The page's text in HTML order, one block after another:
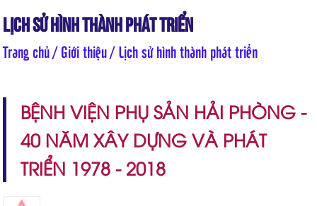
Lịch sử hình thành phát triển
Trang chủ/ Giới thiệu / Lịch sử hình thành phát triển
BỆNH VIỆN PHỤ SẢN HẢI PHÒNG -
40 NĂM XÂY DỰNG VÀ PHÁT
TRIỂN 1978 - 2018